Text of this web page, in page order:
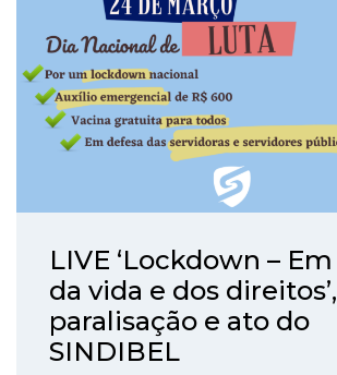
LIVE ‘Lockdown –
da vida e dos direitos’,
paralisação e ato do
SINDIBEL